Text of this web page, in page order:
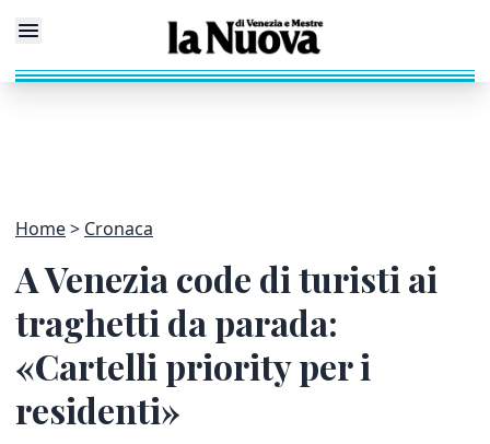
Home Cronaca
A Venezia code di turisti ai
traghetti da parada:
«Cartelli priority per i
residenti»